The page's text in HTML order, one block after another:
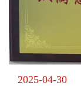
2025-04-30